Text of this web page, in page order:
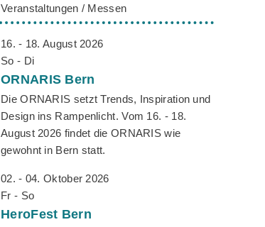
Veranstaltungen / Messen
16. - 18. August 2026
So - Di
ORNARIS Bern
Die ORNARIS setzt Trends, Inspiration und
Design ins Rampenlicht. Vom 16. - 18.
August 2026 findet die ORNARIS wie
gewohnt in Bern statt.
02. - 04. Oktober 2026
Fr - So
HeroFest Bern